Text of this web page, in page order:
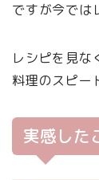
ですが今では
レシピを見な
料理のスピー
実感した